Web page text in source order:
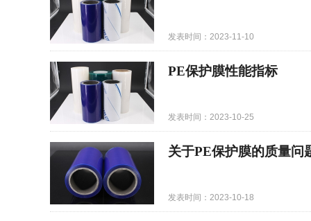
发表时间：2023-11-10
PE保护膜性能指标
发表时间：2023-10-25
关于PE保护膜的质量问
发表时间：2023-10-18